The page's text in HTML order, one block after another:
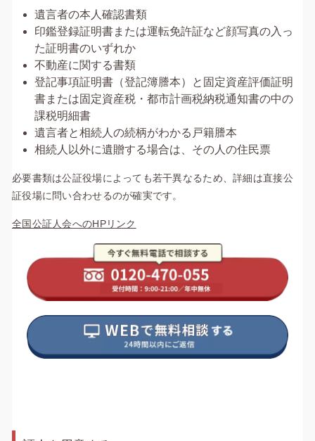
遺言者の本人確認書類
印鑑登録証明書または運転免許証など顔写真の入っ
た証明書のいずれか
不動産に関する書類
登記事項証明書（登記簿謄本）と固定資産評価証明
書または固定資産税・都市計画税納税通知書の中の
課税明細書
遺言者と相続人の続柄がわかる戸籍謄本
相続人以外に遺贈する場合は、その人の住民票
必要書類は公証役場によっても若干異なるため、詳細は直接公
証役場に問い合わせるのが確実です。
全国公証人会へのHPリンク